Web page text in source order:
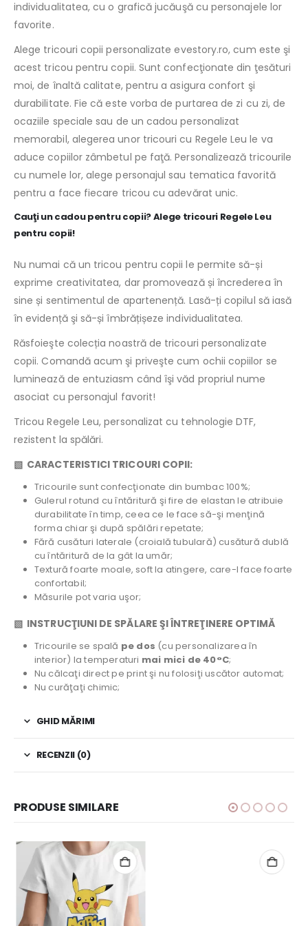
individualitatea, cu o grafică jucăuşă cu personajele lor
favorite.
Alege tricouri copii personalizate evestory.ro, cum este şi
acest tricou pentru copii. Sunt confecţionate din ţesături
moi, de înaltă calitate, pentru a asigura confort şi
durabilitate. Fie că este vorba de purtarea de zi cu zi, de
ocaziile speciale sau de un cadou personalizat
memorabil, alegerea unor tricouri cu Regele Leu le va
aduce copiilor zâmbetul pe faţă. Personalizează tricourile
cu numele lor, alege personajul sau tematica favorită
pentru a face fiecare tricou cu adevărat unic.
Cauţi un cadou pentru copii? Alege tricouri Regele Leu
pentru copii!
Nu numai că un tricou pentru copii le permite să-și
exprime creativitatea, dar promovează și încrederea în
sine și sentimentul de apartenență. Lasă-ți copilul să iasă
în evidență şi să-și îmbrățișeze individualitatea.
Răsfoieşte colecția noastră de tricouri personalizate
copii. Comandă acum şi priveşte cum ochii copiilor se
luminează de entuziasm când îşi văd propriul nume
asociat cu personajul favorit!
Tricou Regele Leu, personalizat cu tehnologie DTF,
rezistent la spălări.
▧ CARACTERISTICI TRICOURI COPII:
Tricourile sunt confecţionate din bumbac 100%;
Gulerul rotund cu întăritură şi fire de elastan le atribuie
durabilitate în timp, ceea ce le face să-şi menţină
forma chiar şi după spălări repetate;
Fără cusături laterale (croială tubulară) cusătură dublă
cu întăritură de la gât la umăr;
Textură foarte moale, soft la atingere, care-l face foarte
confortabil;
Măsurile pot varia uşor;
▧ INSTRUCŢIUNI DE SPĂLARE ŞI ÎNTREŢINERE OPTIMĂ
Tricourile se spală pe dos (cu personalizarea în
interior) la temperaturi mai mici de 40°C;
Nu călcaţi direct pe print şi nu folosiţi uscător automat;
Nu curăţaţi chimic;
GHID MĂRIMI
RECENZII (0)
PRODUSE SIMILARE